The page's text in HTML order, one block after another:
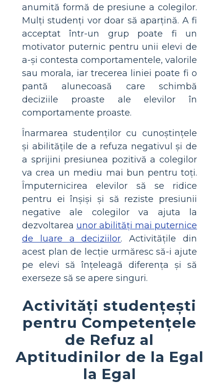
anumită formă de presiune a colegilor.
Mulți studenți vor doar să aparțină. A fi
acceptat într-un grup poate fi un
motivator puternic pentru unii elevi de
a-și contesta comportamentele, valorile
sau morala, iar trecerea liniei poate fi o
pantă alunecoasă care schimbă
deciziile proaste ale elevilor în
comportamente proaste.
Înarmarea studenților cu cunoștințele
și abilitățile de a refuza negativul și de
a sprijini presiunea pozitivă a colegilor
va crea un mediu mai bun pentru toți.
Împuternicirea elevilor să se ridice
pentru ei înșiși și să reziste presiunii
negative ale colegilor va ajuta la
dezvoltarea unor abilități mai puternice
de luare a deciziilor. Activitățile din
acest plan de lecție urmăresc să-i ajute
pe elevi să înțeleagă diferența și să
exerseze să se apere singuri.
Activități studențești
pentru Competențele
de Refuz al
Aptitudinilor de la Egal
la Egal